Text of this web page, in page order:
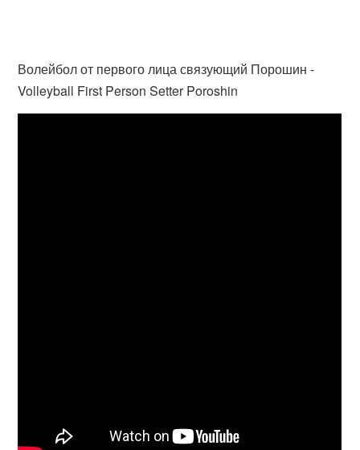
Волейбол от первого лица связующий Порошин -
Volleyball First Person Setter Poroshin